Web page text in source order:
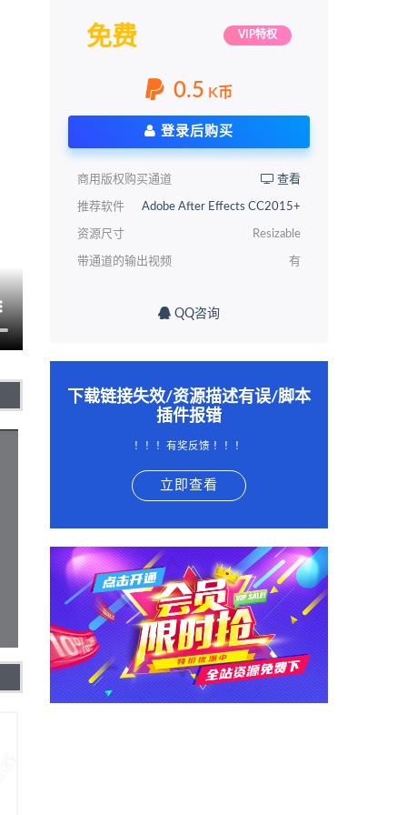
免费 VIP特权
0.5 K币
登录后购买
商用版权购买通道 查看
推荐软件 Adobe After Effects CC2015+
资源尺寸 Resizable
带通道的输出视频 有
QQ咨询
下载链接失效/资源描述有误/脚本
插件报错
！！！有奖反馈 ！！！
立即查看